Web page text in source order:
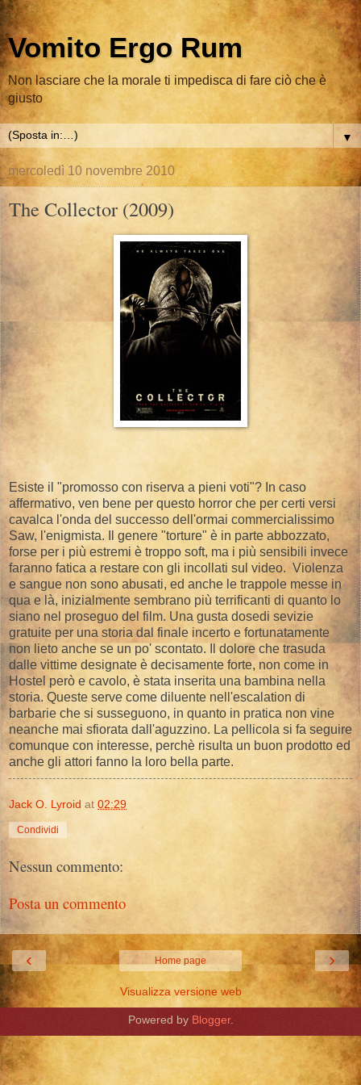
Vomito Ergo Rum
Non lasciare che la morale ti impedisca di fare ciò che è
giusto
▼
mercoledì 10 novembre 2010
The Collector (2009)
Esiste il "promosso con riserva a pieni voti"? In caso
affermativo, ven bene per questo horror che per certi versi
cavalca l'onda del successo dell'ormai commercialissimo
Saw, l'enigmista. Il genere "torture" è in parte abbozzato,
forse per i più estremi è troppo soft, ma i più sensibili invece
faranno fatica a restare con gli incollati sul video. Violenza
e sangue non sono abusati, ed anche le trappole messe in
qua e là, inizialmente sembrano più terrificanti di quanto lo
siano nel proseguo del film. Una gusta dosedi sevizie
gratuite per una storia dal finale incerto e fortunatamente
non lieto anche se un po' scontato. Il dolore che trasuda
dalle vittime designate è decisamente forte, non come in
Hostel però e cavolo, è stata inserita una bambina nella
storia. Queste serve come diluente nell'escalation di
barbarie che si susseguono, in quanto in pratica non vine
neanche mai sfiorata dall'aguzzino. La pellicola si fa seguire
comunque con interesse, perchè risulta un buon prodotto ed
anche gli attori fanno la loro bella parte.
Jack O. Lyroid at 02:29
Condividi
Nessun commento:
Posta un commento
‹ ›
Home page
Visualizza versione web
Powered by Blogger.